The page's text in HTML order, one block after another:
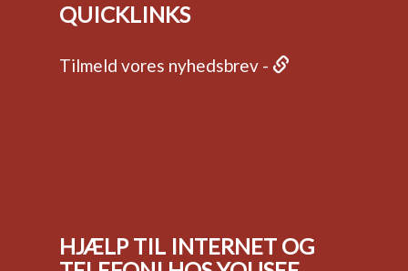
QUICKLINKS
Tilmeld vores nyhedsbrev -
HJÆLP TIL INTERNET OG